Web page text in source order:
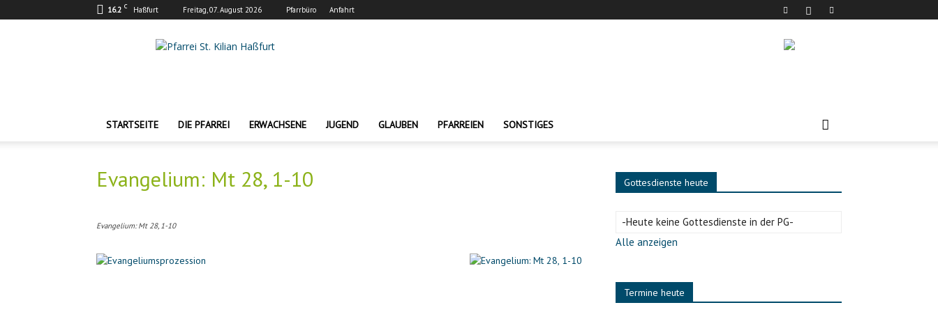
16.2 C Haßfurt Freitag, 07. August 2026 Pfarrbüro Anfahrt
Pfarrei
STARTSEITE DIE PFARREI ERWACHSENE JUGEND GLAUBEN PFARREIEN SONSTIGES
Evangelium: Mt 28, 1-10
Evangelium: Mt 28, 1-10
Gottesdienste heute
-Heute keine Gottesdienste in der PG-
Alle anzeigen
Termine heute